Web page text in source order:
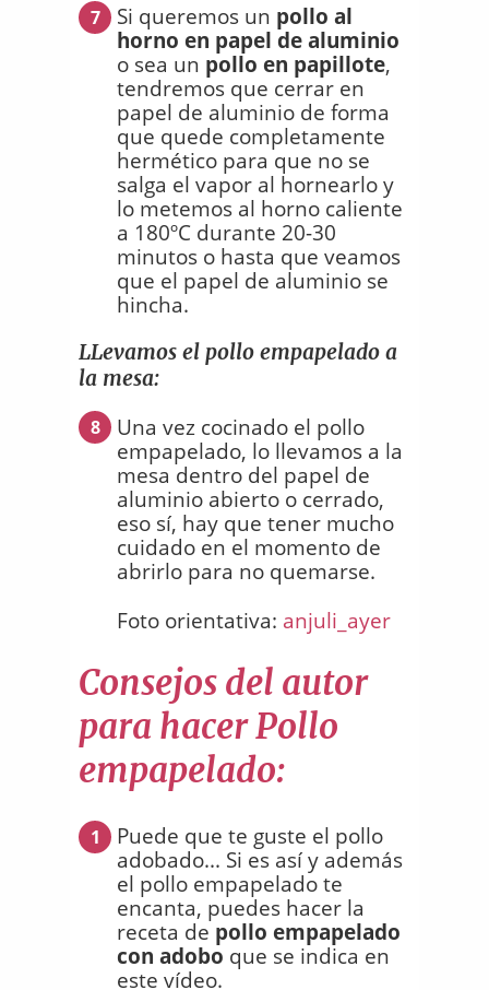
7 Si queremos un pollo al
horno en papel de aluminio
o sea un pollo en papillote,
tendremos que cerrar en
papel de aluminio de forma
que quede completamente
hermético para que no se
salga el vapor al hornearlo y
lo metemos al horno caliente
a 180ºC durante 20-30
minutos o hasta que veamos
que el papel de aluminio se
hincha.
LLevamos el pollo empapelado a
la mesa:
8
Una vez cocinado el pollo
empapelado, lo llevamos a la
mesa dentro del papel de
aluminio abierto o cerrado,
eso sí, hay que tener mucho
cuidado en el momento de
abrirlo para no quemarse.
Foto orientativa: anjuli_ayer
Consejos del autor
para hacer Pollo
empapelado:
1
Puede que te guste el pollo
adobado... Si es así y además
el pollo empapelado te
encanta, puedes hacer la
receta de pollo empapelado
con adobo que se indica en
este vídeo.